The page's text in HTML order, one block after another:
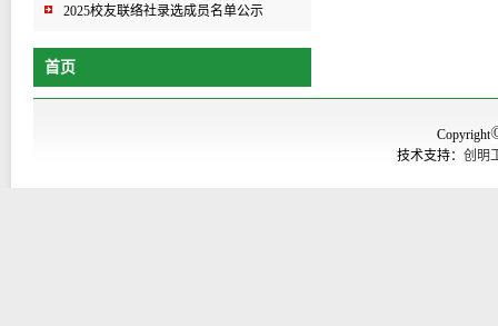
2025校友联络社录选成员名单公示
欢迎回家！—2025秩年返校｜民大
首页
Copyright
技术支持：创明